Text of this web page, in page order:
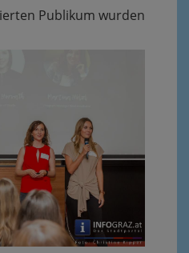
Publikum wurden